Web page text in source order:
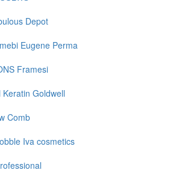
Depot
Eugene Perma
Framesi
Keratin Goldwell
Comb
Iva cosmetics